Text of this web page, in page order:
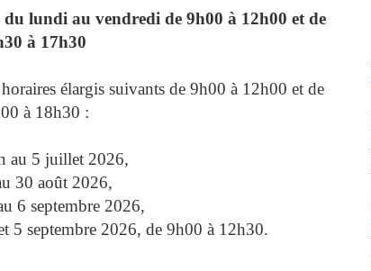
du lundi au vendredi de 9h00 à 12h00 et de
à 17h30
élargis suivants de 9h00 à 12h00 et de
à 18h30 :
au 5 juillet 2026,
30 août 2026,
6 septembre 2026,
5 septembre 2026, de 9h00 à 12h30.